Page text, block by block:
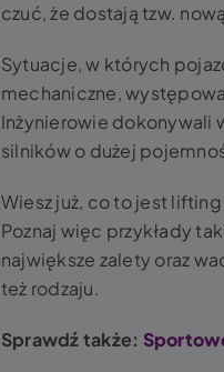
czuć, że dostają tzw.
Sytuacje, w których
mechaniczne,
Inżynierowie dokonywali
silników o dużej
Wiesz już, co to jest
Poznaj więc przykłady
największe zalety oraz
też rodzaju.
Sprawdź także: